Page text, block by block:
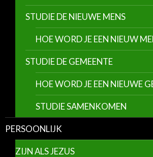
STUDIE DE NIEUWE MENS
HOE WORD JE EEN NIEUW
STUDIE DE GEMEENTE
HOE WORD JE EEN NIEUWE
STUDIE SAMENKOMEN
PERSOONLIJK
ZIJN ALS JEZUS